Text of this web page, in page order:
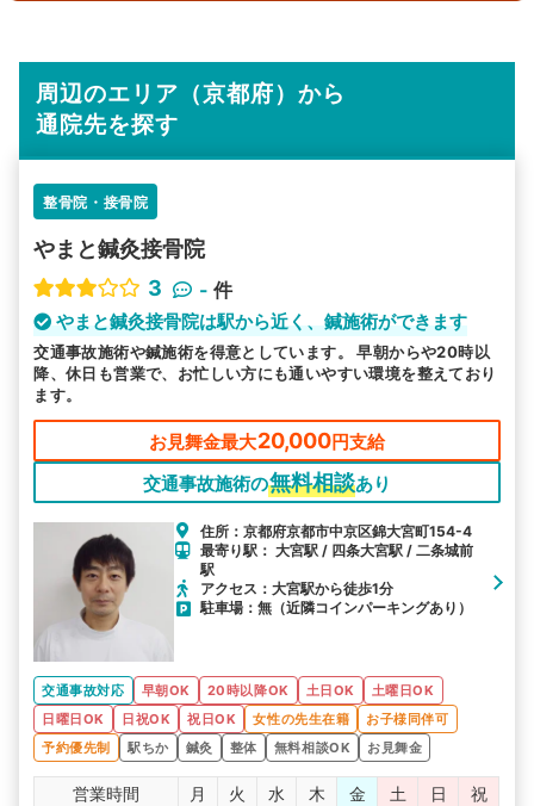
周辺のエリア（京都府）から
通院先を探す
整骨院・接骨院
やまと鍼灸接骨院
3
- 件
やまと鍼灸接骨院は駅から近く、鍼施術ができます
交通事故施術や鍼施術を得意としています。 早朝からや20時以
降、休日も営業で、お忙しい方にも通いやすい環境を整えており
ます。
お見舞金最大20,000円支給
交通事故施術の無料相談あり
住所：京都府京都市中京区錦大宮町154-4
最寄り駅： 大宮駅 / 四条大宮駅 / 二条城前
駅
アクセス：大宮駅から徒歩1分
駐車場：無（近隣コインパーキングあり）
交通事故対応 早朝OK 20時以降OK 土日OK
土曜日OK
日曜日OK
日祝OK 祝日OK 女性の先生在籍
お子様同伴可
予約優先制
駅ちか 鍼灸 整体 無料相談OK お見舞金
営業時間 月 火 水 木 金 土 日
祝